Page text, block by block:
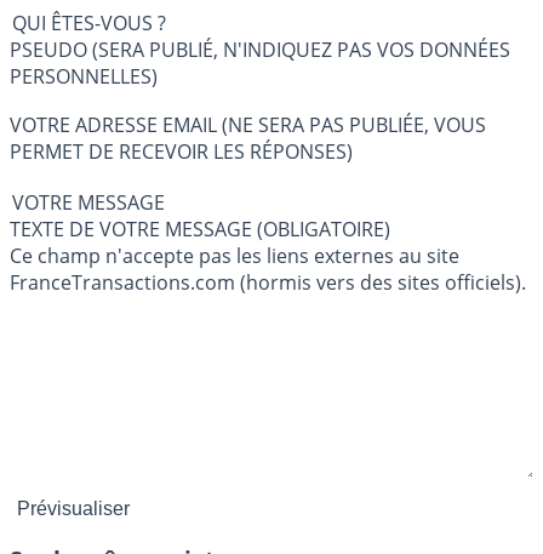
QUI ÊTES-VOUS ?
PSEUDO (SERA PUBLIÉ, N'INDIQUEZ PAS VOS DONNÉES
PERSONNELLES)
VOTRE ADRESSE EMAIL (NE SERA PAS PUBLIÉE, VOUS
PERMET DE RECEVOIR LES RÉPONSES)
VOTRE MESSAGE
TEXTE DE VOTRE MESSAGE (OBLIGATOIRE)
Ce champ n'accepte pas les liens externes au site
FranceTransactions.com (hormis vers des sites officiels).